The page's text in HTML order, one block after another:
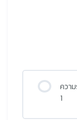
ควา
1